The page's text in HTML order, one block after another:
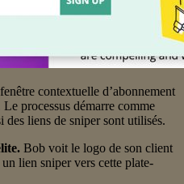
contextuelle d’abonnement
processus démarre comme
liens de sniper sont utilisés.
Bob voit le logo de son client
lien sniper vers cette plate-